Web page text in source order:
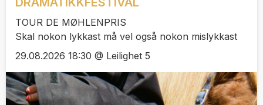
TOUR DE MØHLENPRIS
Skal nokon lykkast må vel også nokon mislykkast
29.08.2026 18:30 @ Leilighet 5